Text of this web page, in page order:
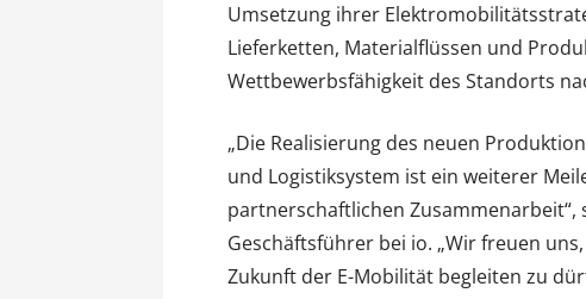
Umsetzung ihrer
Lieferketten, Materialflüssen und
Wettbewerbsfähigkeit des Standorts
„Die Realisierung des neuen
und Logistiksystem ist ein weiterer
partnerschaftlichen Zusammenarbeit“,
Geschäftsführer bei io. „Wir freuen
Zukunft der E-Mobilität begleiten zu